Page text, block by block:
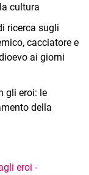
cultura
ricerca sugli
cacciatore e
ai giorni
gli eroi: le
della
eroi -